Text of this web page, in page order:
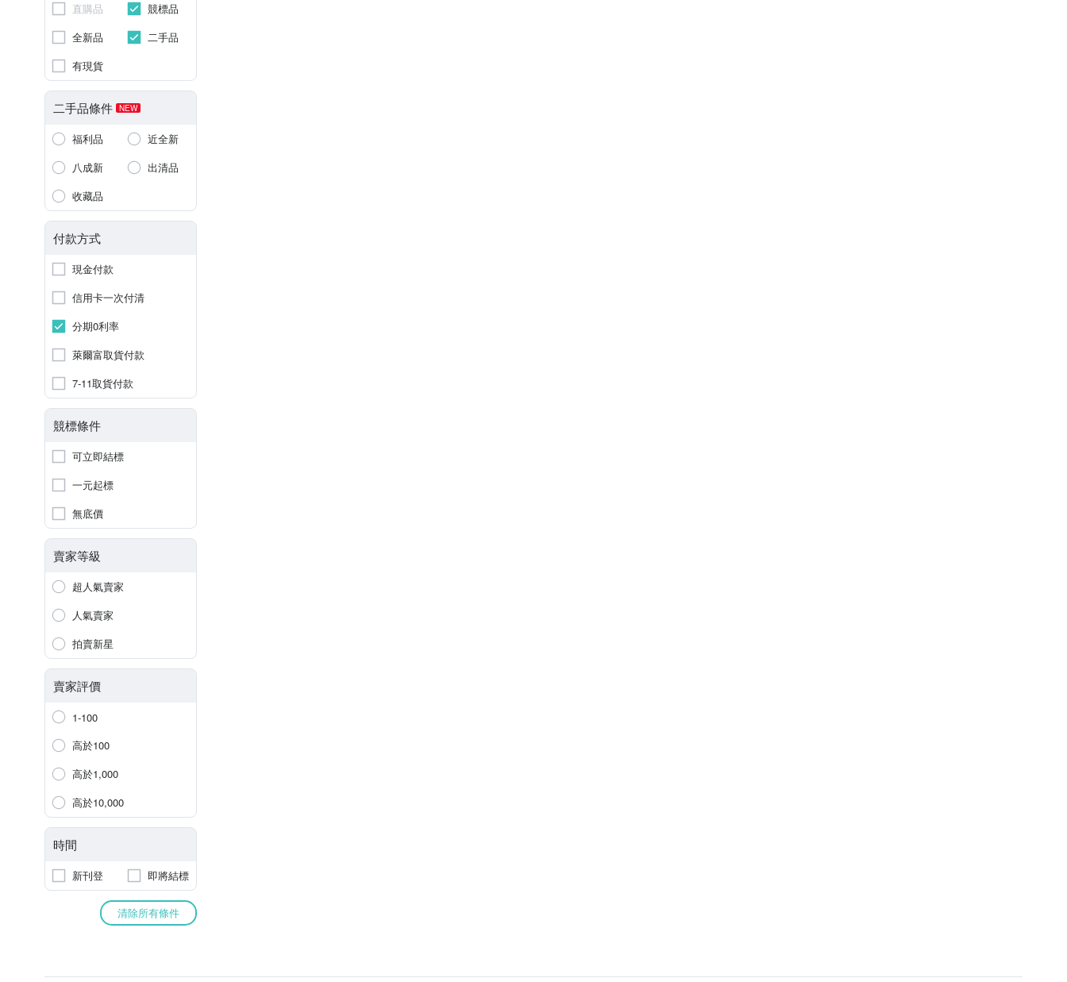
直購品
競標品
全新品
二手品
有現貨
二手品條件 NEW
福利品
近全新
八成新
出清品
收藏品
付款方式
現金付款
信用卡一次付清
分期0利率
萊爾富取貨付款
7-11取貨付款
競標條件
可立即結標
一元起標
無底價
賣家等級
超人氣賣家
人氣賣家
拍賣新星
賣家評價
1-100
高於100
高於1,000
高於10,000
時間
新刊登 即將結標
清除所有條件